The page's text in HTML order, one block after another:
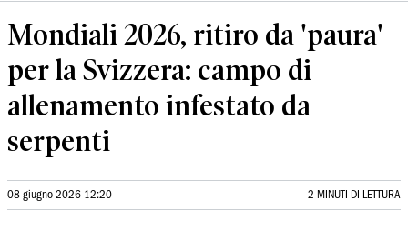
Mondiali 2026, ritiro da 'paura'
per la Svizzera: campo di
allenamento infestato da
serpenti
08 giugno 2026 12:20 2 MINUTI DI LETTURA